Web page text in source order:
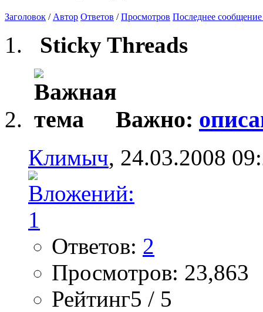
Заголовок / Автор Ответов /Просмотров Последнее сообщение
Sticky Threads
Важно:
Климыч, 24.03.2008
Ответов: 2
Просмотров: 23,863
Рейтинг5 / 5